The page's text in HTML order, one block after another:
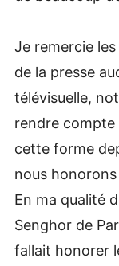
Je remercie
de la presse
télévisuelle,
rendre compte
cette forme
nous honorons
En ma qualité
Senghor de
fallait honorer